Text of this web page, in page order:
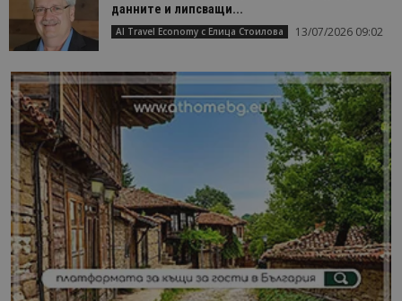
данните и липсващи...
AI Travel Economy с Елица Стоилова 13/07/2026 09:02